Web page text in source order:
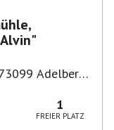
Adelberg,
1
FREIER PLATZ